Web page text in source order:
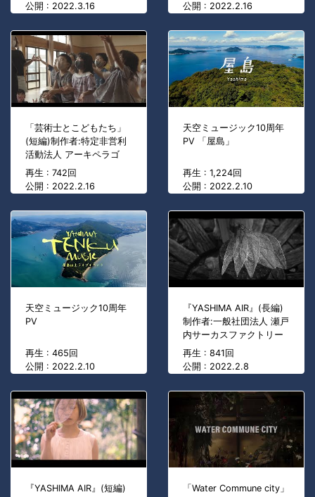
公開 : 2022.3.16
公開 : 2022.2.16
「芸術士とこどもたち」
(短編)制作者:特定非営利
活動法人 アーキペラゴ
再生 : 742回
公開 : 2022.2.16
天空ミュージック10周年
PV 「屋島」
再生 : 1,224回
公開 : 2022.2.10
天空ミュージック10周年
PV
再生 : 465回
公開 : 2022.2.10
『YASHIMA AIR』(長編)
制作者:一般社団法人 瀬戸
内サーカスファクトリー
再生 : 841回
公開 : 2022.2.8
『YASHIMA AIR』(短編)
「Water Commune city」